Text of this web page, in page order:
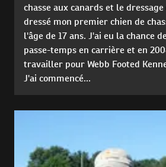
chasse aux canards et le dressage
dressé mon premier chien de
l'âge de 17 ans. J'ai eu la chance
passe-temps en carrière et en
travailler pour Webb Footed
J'ai commencé...